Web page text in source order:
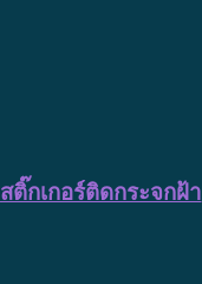
สติ๊กเกอร์ติดกระจกฝ้า